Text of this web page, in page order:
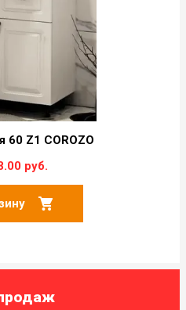
60 Z1 COROZO
руб.